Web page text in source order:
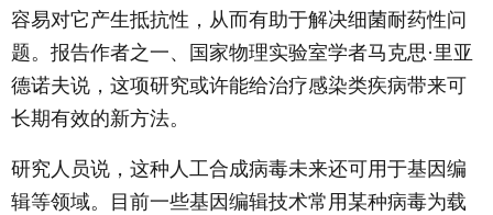
容易对它产生抵抗性，从而有助于解决细菌耐药性问
题。报告作者之一、国家物理实验室学者马克思·里亚
德诺夫说，这项研究或许能给治疗感染类疾病带来可
长期有效的新方法。
研究人员说，这种人工合成病毒未来还可用于基因编
辑等领域。目前一些基因编辑技术常用某种病毒为载